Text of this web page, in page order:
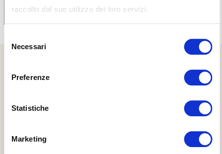
raccolto dal suo utilizzo dei loro servizi.
delNecessari
Preferenze
Statistiche
Marketing